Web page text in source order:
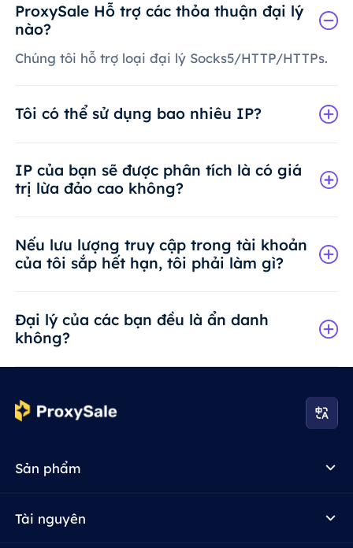
ProxySale Hỗ trợ các thỏa thuận đại lý
nào?
Chúng tôi hỗ trợ loại đại lý Socks5/HTTP/HTTPs.
Tôi có thể sử dụng bao nhiêu IP?
IP của bạn sẽ được phân tích là có giá
trị lừa đảo cao không?
Nếu lưu lượng truy cập trong tài khoản
của tôi sắp hết hạn, tôi phải làm gì?
Đại lý của các bạn đều là ẩn danh
không?
Sản phẩm
Tài nguyên